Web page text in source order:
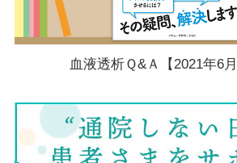
血液透析Ｑ&Ａ【2021年6月